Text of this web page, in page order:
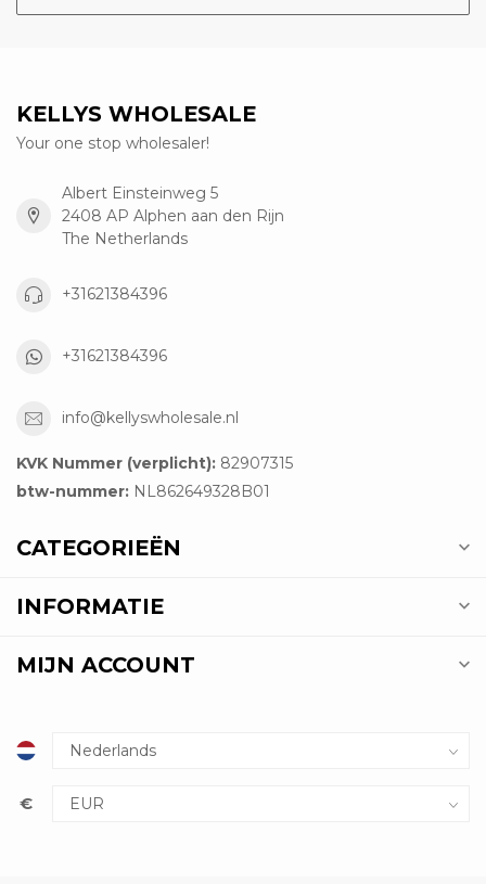
KELLYS WHOLESALE
Your one stop wholesaler!
Albert Einsteinweg 5
2408 AP Alphen aan den Rijn
The Netherlands
+31621384396
+31621384396
info@kellyswholesale.nl
KVK Nummer (verplicht): 82907315
btw-nummer: NL862649328B01
CATEGORIEËN
INFORMATIE
MIJN ACCOUNT
€